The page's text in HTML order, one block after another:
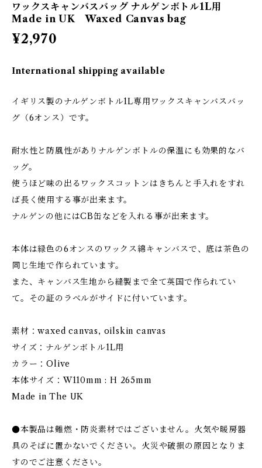
ワックスキャンバスバッグ ナルゲンボトル1L用
Made in UK Waxed Canvas bag
¥2,970
International shipping available
イギリス製のナルゲンボトル1L専用ワックスキャンバスバッ
グ（6オンス）です。
耐水性と防風性がありナルゲンボトルの保温にも効果的なバ
ッグ。
使うほど味の出るワックスコットンはきちんと手入れをすれ
ば長く使用する事が出来ます。
ナルゲンの他にはCB缶などを入れる事が出来ます。
本体は緑色の6オンスのワックス綿キャンバスで、底は茶色の
同じ生地で作られています。
また、キャンバス生地から縫製まで全て英国で作られてい
て。その証のラベルがサイドに付いています。
素材：waxed canvas, oilskin canvas
サイズ：ナルゲンボトル1L用
カラー：Olive
本体サイズ：W110mm : H 265mm
Made in The UK
●本製品は難燃・防炎素材ではございません。火気や暖房器
具のそばに置かないでください。火災や破損の原因となりま
すのでご注意ください。